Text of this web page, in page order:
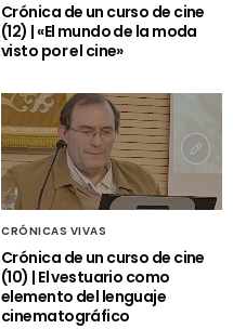
Crónica de un curso de cine
(12) | «El mundo de la moda
visto por el cine»
CRÓNICAS VIVAS
Crónica de un curso de cine
(10) | El vestuario como
elemento del lenguaje
cinematográfico